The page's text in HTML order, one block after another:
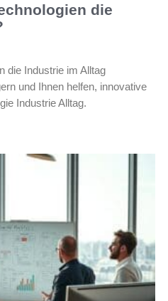
die
die Industrie im Alltag
und Ihnen helfen, innovative
Industrie Alltag.